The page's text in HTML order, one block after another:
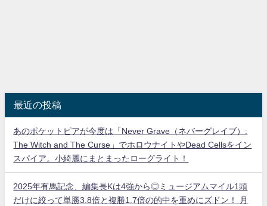
最近の投稿
あのポケットピアが今度は「Never Grave（ネバーグレイブ）:
The Witch and The Curse」でホロウナイトやDead Cellsをイン
スパイア。小綺麗にまとまったローグライト！
2025年有馬記念、編集長Kは4強から◎ミュージアムマイル1頭
だけに絞って単勝3.8倍と複勝1.7倍の的中を重めにズドン！ 月